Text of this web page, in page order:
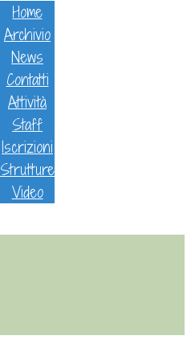
Home
Archivio
News
Contatti
Attività
Staff
Iscrizioni
Strutture
Video